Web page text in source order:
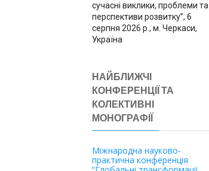
сучасні виклики, проблеми та
перспективи розвитку”, 6
серпня 2026 р., м. Черкаси,
Україна
НАЙБЛИЖЧІ
КОНФЕРЕНЦІЇ ТА
КОЛЕКТИВНІ
МОНОГРАФІЇ
Міжнародна науково-
практична конференція